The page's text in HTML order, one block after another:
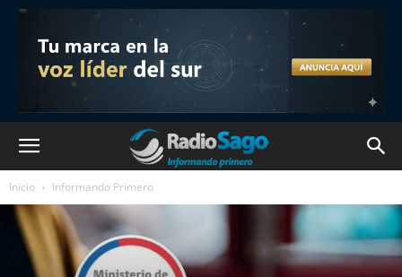
Inicio Informando Primero